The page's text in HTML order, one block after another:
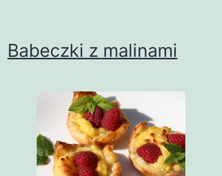
Babeczki z malinami